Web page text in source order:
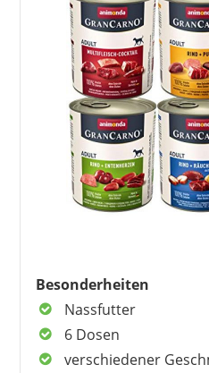
Schalen
5Tiefkühl-
Alle
5.1Wie
6Das
Warentest
Besonderheiten
Nassfutter
6 Dosen
verschiedener